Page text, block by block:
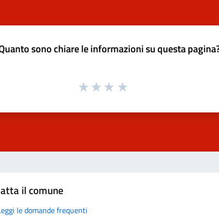
sono chiare le informazioni su questa
il comune
le domande frequenti